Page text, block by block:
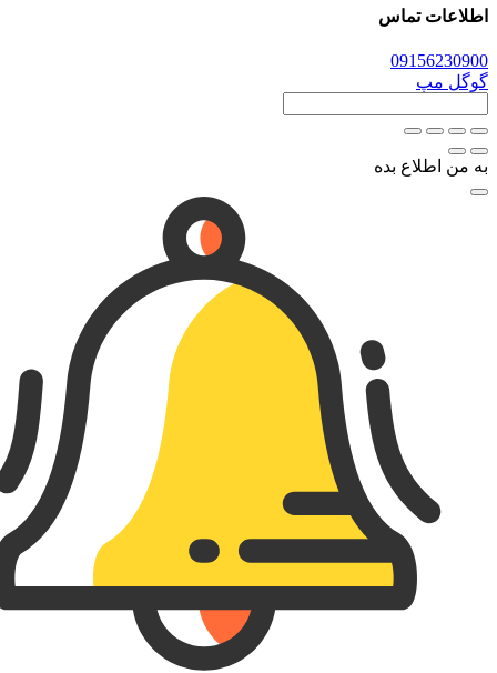
اطلاعات تماس
09156230900
گوگل مپ
به من اطلاع بده